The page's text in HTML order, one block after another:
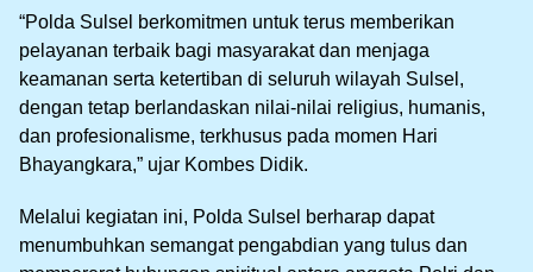
“Polda Sulsel berkomitmen untuk terus memberikan
pelayanan terbaik bagi masyarakat dan menjaga
keamanan serta ketertiban di seluruh wilayah Sulsel,
dengan tetap berlandaskan nilai-nilai religius, humanis,
dan profesionalisme, terkhusus pada momen Hari
Bhayangkara,” ujar Kombes Didik.
Melalui kegiatan ini, Polda Sulsel berharap dapat
menumbuhkan semangat pengabdian yang tulus dan